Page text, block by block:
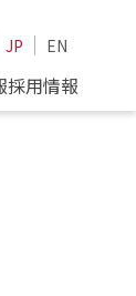
JP EN
採用情報